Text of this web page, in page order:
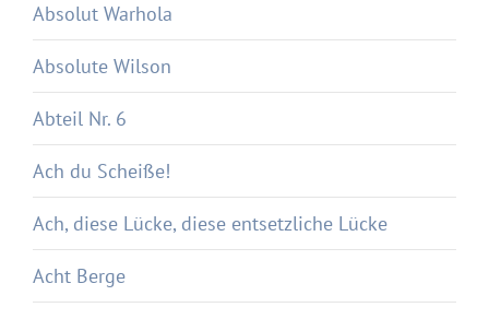
Absolut Warhola
Absolute Wilson
Abteil Nr. 6
Ach du Scheiße!
Ach, diese Lücke, diese entsetzliche Lücke
Acht Berge